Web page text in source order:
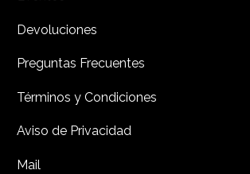
Devoluciones
Preguntas Frecuentes
Términos y Condiciones
Aviso de Privacidad
Mail